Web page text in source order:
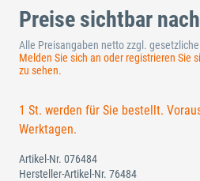
Preise sichtbar
Alle Preisangaben netto zzgl.
Melden Sie sich an oder registrieren Sie
zu sehen.
1 St. werden für Sie bestellt.
Werktagen.
Artikel-Nr. 076484
Hersteller-Artikel-Nr. 76484